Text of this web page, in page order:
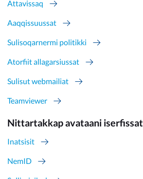
Attavissaq
Aaqqissuussat
Sulisoqarnermi politikki
Atorfiit allagarsiussat
Sulisut webmailiat
Teamviewer
Nittartakkap avataani iserfissat
Inatsisit
NemID